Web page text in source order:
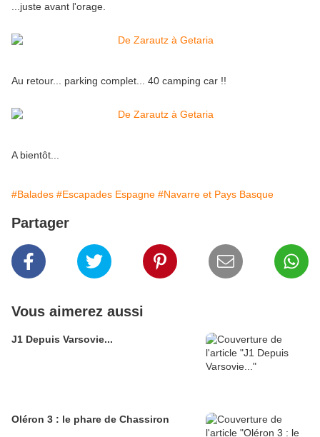
...juste avant l'orage.
Au retour... parking complet... 40 camping car !!
A bientôt...
#Balades #Escapades Espagne #Navarre et Pays Basque
Partager
Vous aimerez aussi
J1 Depuis Varsovie...
Oléron 3 : le phare de Chassiron